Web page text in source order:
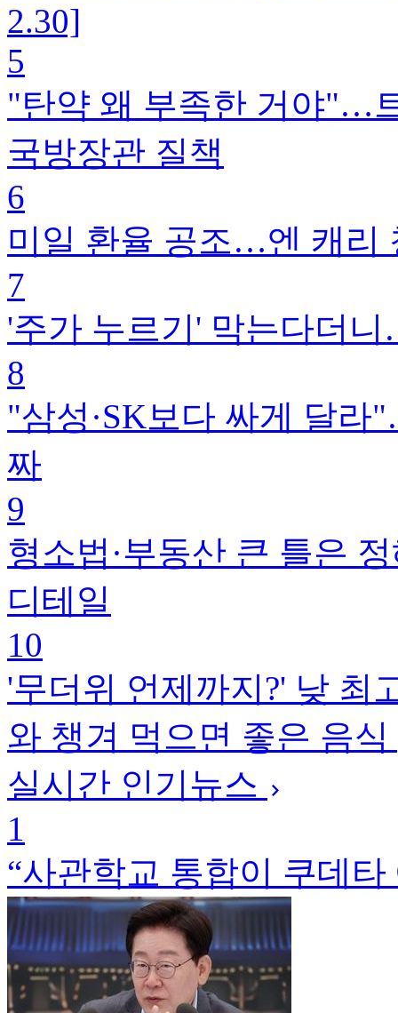
2.30]
5
"탄약 왜 부족한 거야"…
국방장관 질책
6
미일 환율 공조…엔 캐리
7
'주가 누르기' 막는다더
8
"삼성·SK보다 싸게 달
짜
9
형소법·부동산 큰 틀은
디테일
10
'무더위 언제까지?' 낮 최
와 챙겨 먹으면 좋은 음
실시간 인기뉴스
1
“사관학교 통합이 쿠데타